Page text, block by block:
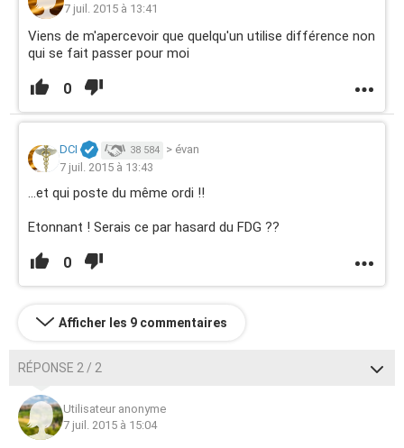
7 juil. 2015 à 13:41
Viens de m'apercevoir que quelqu'un utilise différence non
qui se fait passer pour moi
0
DCI 38 584 > évan
7 juil. 2015 à 13:43
...et qui poste du même ordi !!
Etonnant ! Serais ce par hasard du FDG ??
0
Afficher les 9 commentaires
RÉPONSE 2 / 2
Utilisateur anonyme
7 juil. 2015 à 15:04